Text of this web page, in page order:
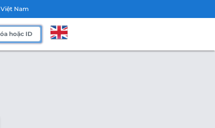
Việt Nam